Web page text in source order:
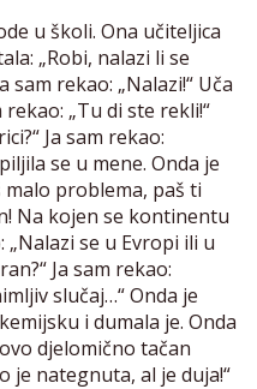
u školi. Ona učiteljica
„Robi, nalazi li se
sam rekao: „Nalazi!“ Uča
rekao: „Tu di ste rekli!“
Ja sam rekao:
se u mene. Onda je
malo problema, paš ti
Na kojen se kontinentu
„Nalazi se u Evropi ili u
Ja sam rekao:
slučaj…“ Onda je
i dumala je. Onda
djelomično tačan
je nategnuta, al je duja!“